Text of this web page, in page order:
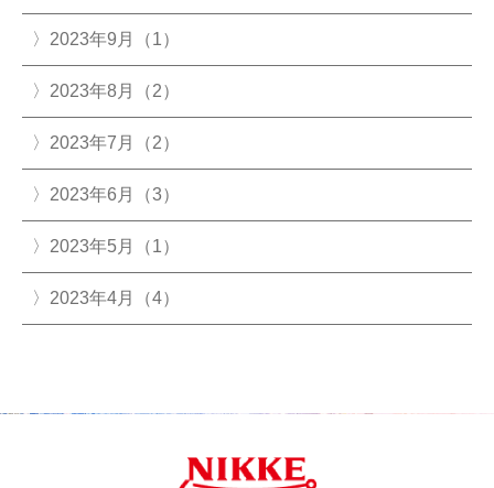
2023年9月（1）
2023年8月（2）
2023年7月（2）
2023年6月（3）
2023年5月（1）
2023年4月（4）